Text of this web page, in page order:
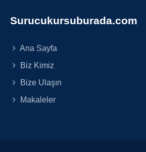
Surucukursuburada.com
Ana Sayfa
Biz Kimiz
Bize Ulaşın
Makaleler